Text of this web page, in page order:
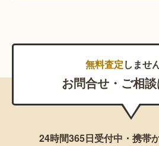
無料査定しませ
お問合せ・ご相
24時間365日受付中・携帯